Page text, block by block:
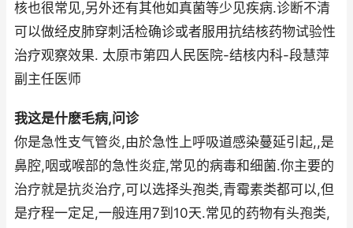
核也很常见,另外还有其他如真菌等少见疾病.诊断不清
可以做经皮肺穿刺活检确诊或者服用抗结核药物试验性
治疗观察效果. 太原市第四人民医院-结核内科-段慧萍
副主任医师
我这是什麽毛病,问诊
你是急性支气管炎,由於急性上呼吸道感染蔓延引起,,是
鼻腔,咽或喉部的急性炎症,常见的病毒和细菌.你主要的
治疗就是抗炎治疗,可以选择头孢类,青霉素类都可以,但
是疗程一定足,一般连用7到10天.常见的药物有头孢类,